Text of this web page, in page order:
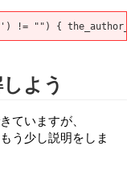
!= "") {
よう
ていますが、
う少し説明をしま